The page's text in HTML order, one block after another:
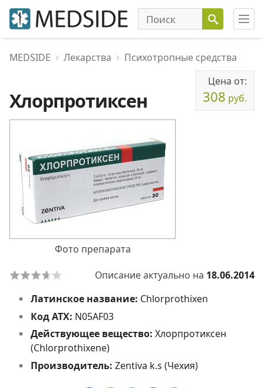
MEDSIDE Лекарства Психотропные средства
Хлорпротиксен
Цена от:
308 руб.
Фото препарата
Описание актуально на 18.06.2014
Латинское название: Chlorprothixen
Код АТХ: N05AF03
Действующее вещество: Хлорпротиксен
(Chlorprothixene)
Производитель: Zentiva k.s (Чехия)